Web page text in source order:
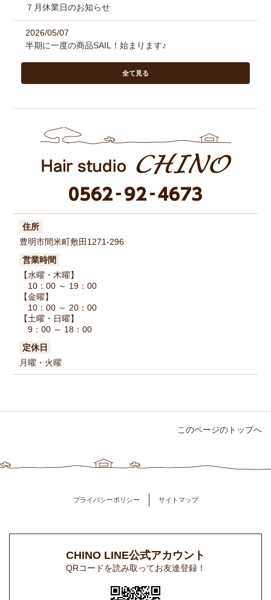
７月休業日のお知らせ
2026/05/07
半期に一度の商品SAIL！始まります♪
全て見る
住所
豊明市間米町敷田1271-296
営業時間
【水曜・木曜】
10：00 ～ 19：00
【金曜】
10：00 ～ 20：00
【土曜・日曜】
9：00 ～ 18：00
定休日
月曜・火曜
このページのトップへ
プライバシーポリシー サイトマップ
CHINO LINE公式アカウント
QRコードを読み取ってお友達登録！